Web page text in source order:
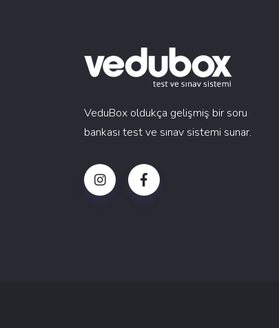
VeduBox oldukça gelişmiş bir soru
bankası test ve sınav sistemi sunar.